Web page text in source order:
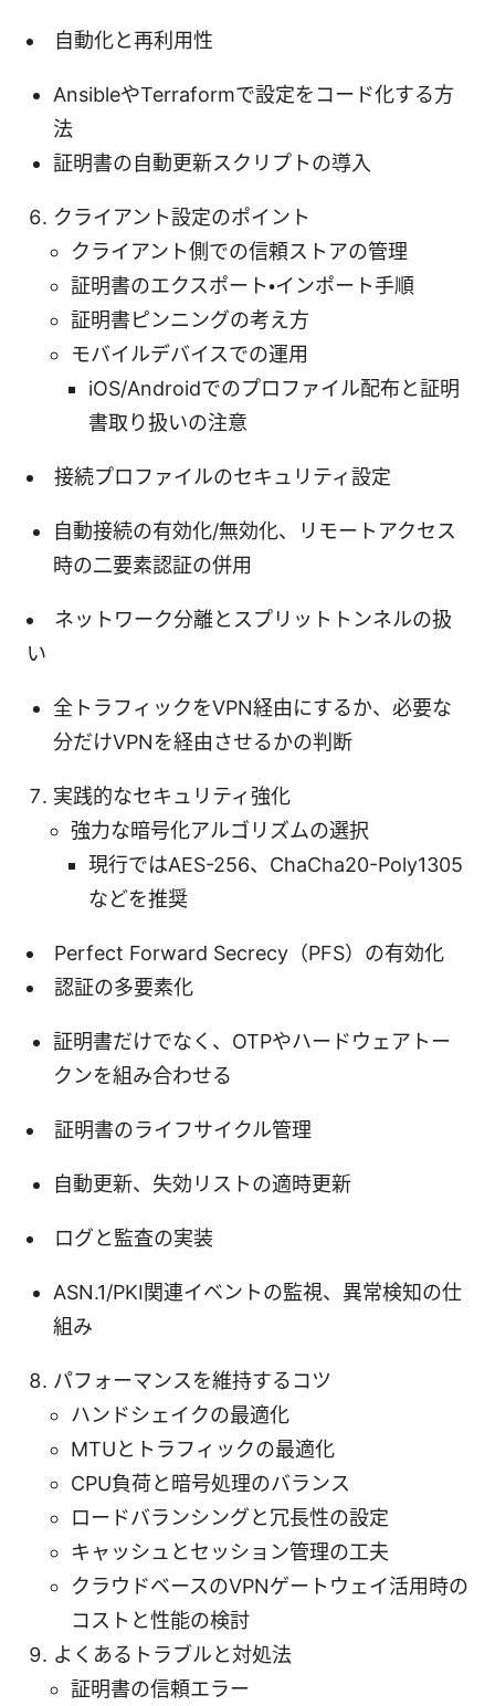
自動化と再利用性
AnsibleやTerraformで設定をコード化する方
法
証明書の自動更新スクリプトの導入
クライアント設定のポイント
クライアント側での信頼ストアの管理
証明書のエクスポート・インポート手順
証明書ピンニングの考え方
モバイルデバイスでの運用
iOS/Androidでのプロファイル配布と証明
書取り扱いの注意
接続プロファイルのセキュリティ設定
自動接続の有効化/無効化、リモートアクセス
時の二要素認証の併用
ネットワーク分離とスプリットトンネルの扱
い
全トラフィックをVPN経由にするか、必要な
分だけVPNを経由させるかの判断
実践的なセキュリティ強化
強力な暗号化アルゴリズムの選択
現行ではAES-256、ChaCha20-Poly1305
などを推奨
Perfect Forward Secrecy（PFS）の有効化
認証の多要素化
証明書だけでなく、OTPやハードウェアトー
クンを組み合わせる
証明書のライフサイクル管理
自動更新、失効リストの適時更新
ログと監査の実装
ASN.1/PKI関連イベントの監視、異常検知の仕
組み
パフォーマンスを維持するコツ
ハンドシェイクの最適化
MTUとトラフィックの最適化
CPU負荷と暗号処理のバランス
ロードバランシングと冗長性の設定
キャッシュとセッション管理の工夫
クラウドベースのVPNゲートウェイ活用時の
コストと性能の検討
よくあるトラブルと対処法
証明書の信頼エラー